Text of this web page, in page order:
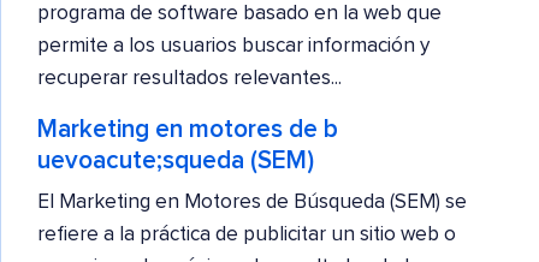
programa de software basado en la web que
permite a los usuarios buscar información y
recuperar resultados relevantes...
Marketing en motores de b
uevoacute;squeda (SEM)
El Marketing en Motores de Búsqueda (SEM) se
refiere a la práctica de publicitar un sitio web o